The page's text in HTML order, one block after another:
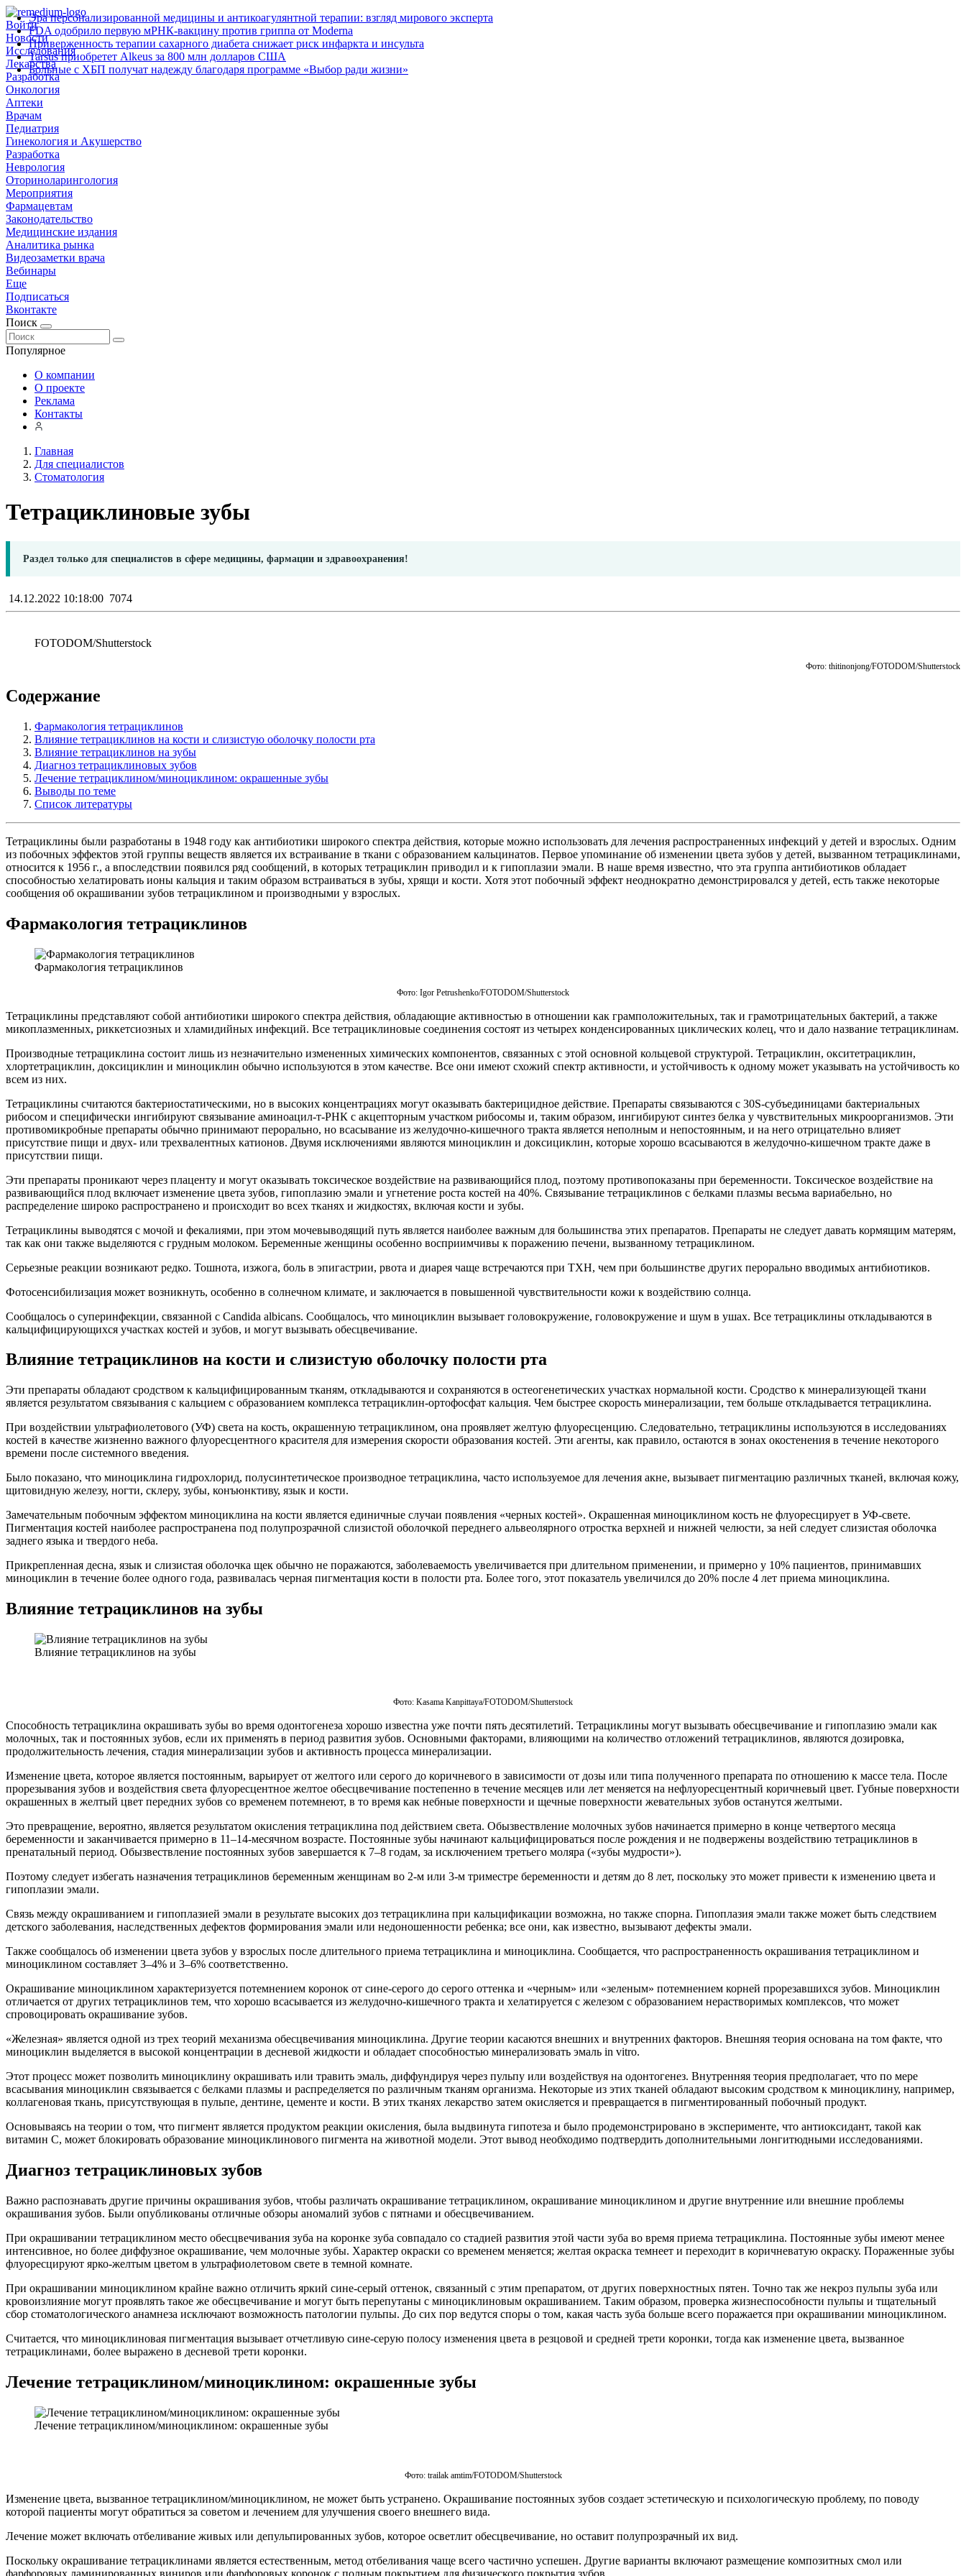
Войти
Новости
Исследования
Лекарства
Разработка
Онкология
Аптеки
Врачам
Педиатрия
Гинекология и Акушерство
Разработка
Неврология
Оториноларингология
Мероприятия
Фармацевтам
Законодательство
Медицинские издания
Аналитика рынка
Видеозаметки врача
Вебинары
Еще
Подписаться
Вконтакте
Поиск
Популярное
Эра персонализированной медицины и антикоагулянтной терапии: взгляд мирового эксперта
FDA одобрило первую мРНК‑вакцину против гриппа от Moderna
Приверженность терапии сахарного диабета снижает риск инфаркта и инсульта
Tarsus приобретет Alkeus за 800 млн долларов США
Больные с ХБП получат надежду благодаря программе «Выбор ради жизни»
О компании
О проекте
Реклама
Контакты
Главная
Для специалистов
Стоматология
Тетрациклиновые зубы
Раздел только для специалистов в сфере медицины, фармации и здравоохранения!
14.12.2022 10:18:00 7074
FOTODOM/Shutterstoсk
Фото: thitinonjong/FOTODOM/Shutterstoсk
Содержание
Фармакология тетрациклинов
Влияние тетрациклинов на кости и слизистую оболочку полости рта
Влияние тетрациклинов на зубы
Диагноз тетрациклиновых зубов
Лечение тетрациклином/миноциклином: окрашенные зубы
Выводы по теме
Список литературы
Тетрациклины были разработаны в 1948 году как антибиотики широкого спектра действия, которые можно использовать для лечения распространенных инфекций у детей и взрослых. Одним
из побочных эффектов этой группы веществ является их встраивание в ткани с образованием кальцинатов. Первое упоминание об изменении цвета зубов у детей, вызванном тетрациклинами,
относится к 1956 г., а впоследствии появился ряд сообщений, в которых тетрациклин приводил и к гипоплазии эмали. В наше время известно, что эта группа антибиотиков обладает
способностью хелатировать ионы кальция и таким образом встраиваться в зубы, хрящи и кости. Хотя этот побочный эффект неоднократно демонстрировался у детей, есть также некоторые
сообщения об окрашивании зубов тетрациклином и производными у взрослых.
Фармакология тетрациклинов
Фармакология тетрациклинов
Фото: Igor Petrushenko/FOTODOM/Shutterstoсk
Тетрациклины представляют собой антибиотики широкого спектра действия, обладающие активностью в отношении как грамположительных, так и грамотрицательных бактерий, а также
микоплазменных, риккетсиозных и хламидийных инфекций. Все тетрациклиновые соединения состоят из четырех конденсированных циклических колец, что и дало название тетрациклинам.
Производные тетрациклина состоит лишь из незначительно измененных химических компонентов, связанных с этой основной кольцевой структурой. Тетрациклин, окситетрациклин,
хлортетрациклин, доксициклин и миноциклин обычно используются в этом качестве. Все они имеют схожий спектр активности, и устойчивость к одному может указывать на устойчивость ко
всем из них.
Тетрациклины считаются бактериостатическими, но в высоких концентрациях могут оказывать бактерицидное действие. Препараты связываются с 30S-субъединицами бактериальных
рибосом и специфически ингибируют связывание аминоацил-т-РНК с акцепторным участком рибосомы и, таким образом, ингибируют синтез белка у чувствительных микроорганизмов. Эти
противомикробные препараты обычно принимают перорально, но всасывание из желудочно-кишечного тракта является неполным и непостоянным, и на него отрицательно влияет
присутствие пищи и двух- или трехвалентных катионов. Двумя исключениями являются миноциклин и доксициклин, которые хорошо всасываются в желудочно-кишечном тракте даже в
присутствии пищи.
Эти препараты проникают через плаценту и могут оказывать токсическое воздействие на развивающийся плод, поэтому противопоказаны при беременности. Токсическое воздействие на
развивающийся плод включает изменение цвета зубов, гипоплазию эмали и угнетение роста костей на 40%. Связывание тетрациклинов с белками плазмы весьма вариабельно, но
распределение широко распространено и происходит во всех тканях и жидкостях, включая кости и зубы.
Тетрациклины выводятся с мочой и фекалиями, при этом мочевыводящий путь является наиболее важным для большинства этих препаратов. Препараты не следует давать кормящим матерям,
так как они также выделяются с грудным молоком. Беременные женщины особенно восприимчивы к поражению печени, вызванному тетрациклином.
Серьезные реакции возникают редко. Тошнота, изжога, боль в эпигастрии, рвота и диарея чаще встречаются при ТХН, чем при большинстве других перорально вводимых антибиотиков.
Фотосенсибилизация может возникнуть, особенно в солнечном климате, и заключается в повышенной чувствительности кожи к воздействию солнца.
Сообщалось о суперинфекции, связанной с Candida albicans. Сообщалось, что миноциклин вызывает головокружение, головокружение и шум в ушах. Все тетрациклины откладываются в
кальцифицирующихся участках костей и зубов, и могут вызывать обесцвечивание.
Влияние тетрациклинов на кости и слизистую оболочку полости рта
Эти препараты обладают сродством к кальцифицированным тканям, откладываются и сохраняются в остеогенетических участках нормальной кости. Сродство к минерализующей ткани
является результатом связывания с кальцием с образованием комплекса тетрациклин-ортофосфат кальция. Чем быстрее скорость минерализации, тем больше откладывается тетрациклина.
При воздействии ультрафиолетового (УФ) света на кость, окрашенную тетрациклином, она проявляет желтую флуоресценцию. Следовательно, тетрациклины используются в исследованиях
костей в качестве жизненно важного флуоресцентного красителя для измерения скорости образования костей. Эти агенты, как правило, остаются в зонах окостенения в течение некоторого
времени после системного введения.
Было показано, что миноциклина гидрохлорид, полусинтетическое производное тетрациклина, часто используемое для лечения акне, вызывает пигментацию различных тканей, включая кожу,
щитовидную железу, ногти, склеру, зубы, конъюнктиву, язык и кости.
Замечательным побочным эффектом миноциклина на кости является единичные случаи появления «черных костей». Окрашенная миноциклином кость не флуоресцирует в УФ-свете.
Пигментация костей наиболее распространена под полупрозрачной слизистой оболочкой переднего альвеолярного отростка верхней и нижней челюсти, за ней следует слизистая оболочка
заднего языка и твердого неба.
Прикрепленная десна, язык и слизистая оболочка щек обычно не поражаются, заболеваемость увеличивается при длительном применении, и примерно у 10% пациентов, принимавших
миноциклин в течение более одного года, развивалась черная пигментация кости в полости рта. Более того, этот показатель увеличился до 20% после 4 лет приема миноциклина.
Влияние тетрациклинов на зубы
Влияние тетрациклинов на зубы
Фото: Kasama Kanpittaya/FOTODOM/Shutterstoсk
Способность тетрациклина окрашивать зубы во время одонтогенеза хорошо известна уже почти пять десятилетий. Тетрациклины могут вызывать обесцвечивание и гипоплазию эмали как
молочных, так и постоянных зубов, если их применять в период развития зубов. Основными факторами, влияющими на количество отложений тетрациклинов, являются дозировка,
продолжительность лечения, стадия минерализации зубов и активность процесса минерализации.
Изменение цвета, которое является постоянным, варьирует от желтого или серого до коричневого в зависимости от дозы или типа полученного препарата по отношению к массе тела. После
прорезывания зубов и воздействия света флуоресцентное желтое обесцвечивание постепенно в течение месяцев или лет меняется на нефлуоресцентный коричневый цвет. Губные поверхности
окрашенных в желтый цвет передних зубов со временем потемнеют, в то время как небные поверхности и щечные поверхности жевательных зубов останутся желтыми.
Это превращение, вероятно, является результатом окисления тетрациклина под действием света. Обызвествление молочных зубов начинается примерно в конце четвертого месяца
беременности и заканчивается примерно в 11–14-месячном возрасте. Постоянные зубы начинают кальцифицироваться после рождения и не подвержены воздействию тетрациклинов в
пренатальный период. Обызвествление постоянных зубов завершается к 7–8 годам, за исключением третьего моляра («зубы мудрости»).
Поэтому следует избегать назначения тетрациклинов беременным женщинам во 2-м или 3-м триместре беременности и детям до 8 лет, поскольку это может привести к изменению цвета и
гипоплазии эмали.
Связь между окрашиванием и гипоплазией эмали в результате высоких доз тетрациклина при кальцификации возможна, но также спорна. Гипоплазия эмали также может быть следствием
детского заболевания, наследственных дефектов формирования эмали или недоношенности ребенка; все они, как известно, вызывают дефекты эмали.
Также сообщалось об изменении цвета зубов у взрослых после длительного приема тетрациклина и миноциклина. Сообщается, что распространенность окрашивания тетрациклином и
миноциклином составляет 3–4% и 3–6% соответственно.
Окрашивание миноциклином характеризуется потемнением коронок от сине-серого до серого оттенка и «черным» или «зеленым» потемнением корней прорезавшихся зубов. Миноциклин
отличается от других тетрациклинов тем, что хорошо всасывается из желудочно-кишечного тракта и хелатируется с железом с образованием нерастворимых комплексов, что может
спровоцировать окрашивание зубов.
«Железная» является одной из трех теорий механизма обесцвечивания миноциклина. Другие теории касаются внешних и внутренних факторов. Внешняя теория основана на том факте, что
миноциклин выделяется в высокой концентрации в десневой жидкости и обладает способностью минерализовать эмаль in vitro.
Этот процесс может позволить миноциклину окрашивать или травить эмаль, диффундируя через пульпу или воздействуя на одонтогенез. Внутренняя теория предполагает, что по мере
всасывания миноциклин связывается с белками плазмы и распределяется по различным тканям организма. Некоторые из этих тканей обладают высоким сродством к миноциклину, например,
коллагеновая ткань, присутствующая в пульпе, дентине, цементе и кости. В этих тканях лекарство затем окисляется и превращается в пигментированный побочный продукт.
Основываясь на теории о том, что пигмент является продуктом реакции окисления, была выдвинута гипотеза и было продемонстрировано в эксперименте, что антиоксидант, такой как
витамин С, может блокировать образование миноциклинового пигмента на животной модели. Этот вывод необходимо подтвердить дополнительными лонгитюдными исследованиями.
Диагноз тетрациклиновых зубов
Важно распознавать другие причины окрашивания зубов, чтобы различать окрашивание тетрациклином, окрашивание миноциклином и другие внутренние или внешние проблемы
окрашивания зубов. Были опубликованы отличные обзоры аномалий зубов с пятнами и обесцвечиванием.
При окрашивании тетрациклином место обесцвечивания зуба на коронке зуба совпадало со стадией развития этой части зуба во время приема тетрациклина. Постоянные зубы имеют менее
интенсивное, но более диффузное окрашивание, чем молочные зубы. Характер окраски со временем меняется; желтая окраска темнеет и переходит в коричневатую окраску. Пораженные зубы
флуоресцируют ярко-желтым цветом в ультрафиолетовом свете в темной комнате.
При окрашивании миноциклином крайне важно отличить яркий сине-серый оттенок, связанный с этим препаратом, от других поверхностных пятен. Точно так же некроз пульпы зуба или
кровоизлияние могут проявлять такое же обесцвечивание и могут быть перепутаны с миноциклиновым окрашиванием. Таким образом, проверка жизнеспособности пульпы и тщательный
сбор стоматологического анамнеза исключают возможность патологии пульпы. До сих пор ведутся споры о том, какая часть зуба больше всего поражается при окрашивании миноциклином.
Считается, что миноциклиновая пигментация вызывает отчетливую сине-серую полосу изменения цвета в резцовой и средней трети коронки, тогда как изменение цвета, вызванное
тетрациклинами, более выражено в десневой трети коронки.
Лечение тетрациклином/миноциклином: окрашенные зубы
Лечение тетрациклином/миноциклином: окрашенные зубы
Фото: trailak amtim/FOTODOM/Shutterstoсk
Изменение цвета, вызванное тетрациклином/миноциклином, не может быть устранено. Окрашивание постоянных зубов создает эстетическую и психологическую проблему, по поводу
которой пациенты могут обратиться за советом и лечением для улучшения своего внешнего вида.
Лечение может включать отбеливание живых или депульпированных зубов, которое осветлит обесцвечивание, но оставит полупрозрачный их вид.
Поскольку окрашивание тетрациклинами является естественным, метод отбеливания чаще всего частично успешен. Другие варианты включают размещение композитных смол или
фарфоровых ламинированных виниров или фарфоровых коронок с полным покрытием для физического покрытия зубов.